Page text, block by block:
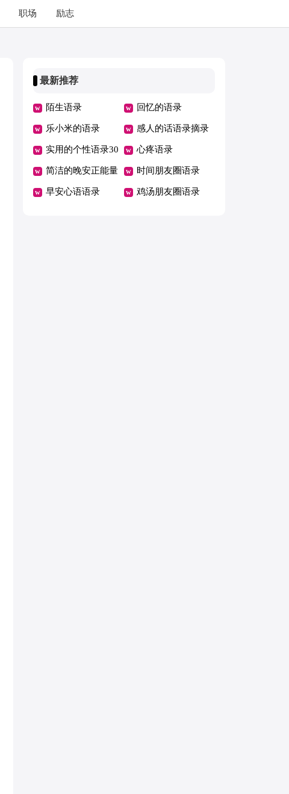
职场 励志
最新推荐
陌生语录 回忆的语录
乐小米的语录 感人的话语录摘录
实用的个性语录30
条
心疼语录
简洁的晚安正能量
的语录
时间朋友圈语录
早安心语语录 鸡汤朋友圈语录